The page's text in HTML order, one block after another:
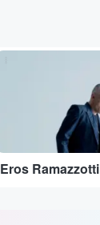
Eros Ramazzotti